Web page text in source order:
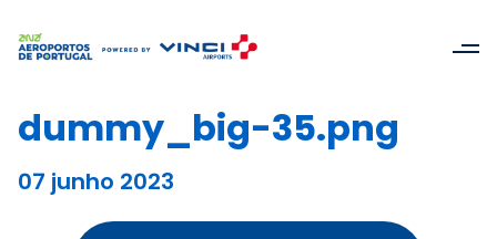
dummy_big-35.png
07 junho 2023